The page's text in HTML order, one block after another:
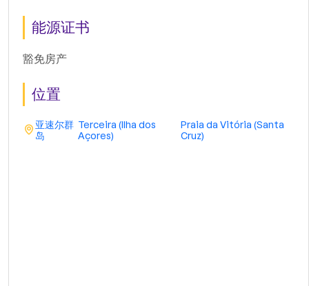
能源证书
豁免房产
位置
亚速尔群
岛
Terceira (Ilha dos
Açores)
Praia da Vitória (Santa
Cruz)